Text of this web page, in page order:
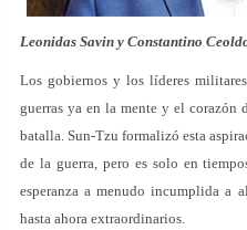
Leonidas Savin y Constantino
Los gobiernos y los líderes
guerras ya en la mente y el corazón
batalla. Sun-Tzu formalizó esta
de la guerra, pero es solo en
esperanza a menudo incumplida a
hasta ahora extraordinarios.